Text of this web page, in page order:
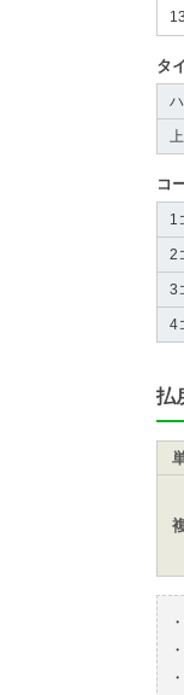
13
タ
コ
1
2
3
4
払
・
・
・